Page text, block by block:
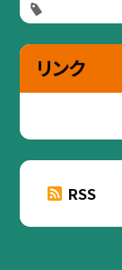
リンク
RSS